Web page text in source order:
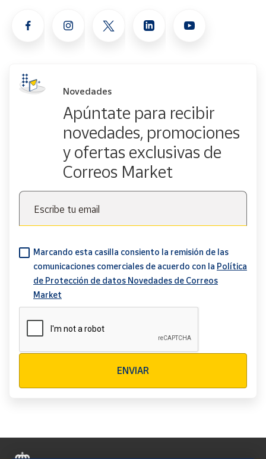
Novedades
Apúntate para recibir
novedades, promociones
y ofertas exclusivas de
Correos Market
Escribe tu email
Marcando esta casilla consiento la remisión de las
comunicaciones comerciales de acuerdo con la Política
de Protección de datos Novedades de Correos
Market
ENVIAR